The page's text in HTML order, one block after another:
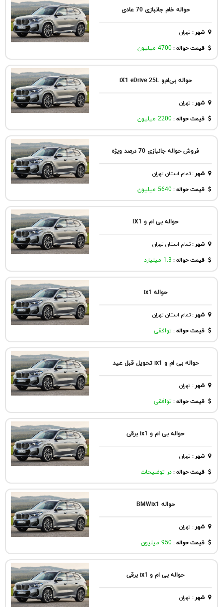
حواله خام جانبازی 70 عادی
شهر: تهران
قیمت حواله : 4700 میلیون
حواله بی‌ام‌و iX1 eDrive 25L
شهر: تهران
قیمت حواله : 2200 میلیون
فروش حواله جانبازی 70 درصد ویژه
شهر:تمام استان تهران
قیمت حواله : 5640 میلیون
حواله بی ام و IX1
شهر:تمام استان تهران
قیمت حواله : 1.3 میلیارد
حواله ix1
شهر:تمام استان تهران
قیمت حواله : توافقی
حواله بی ام و ix1 تحویل قبل عید
شهر: تهران
قیمت حواله : توافقی
حواله بی ام و ix1 برقی
شهر: تهران
قیمت حواله :در توضیحات
حواله BMWix1
شهر: تهران
قیمت حواله : 950 میلیون
حواله بی ام و ix1 برقی
شهر: تهران